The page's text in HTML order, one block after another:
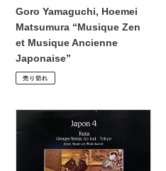
Goro Yamaguchi, Hoemei
Matsumura “Musique Zen
et Musique Ancienne
Japonaise”
通
常
¥2,200
売り切れ
Yonin